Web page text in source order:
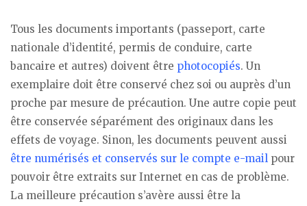
Tous les documents importants (passeport, carte
nationale d’identité, permis de conduire, carte
bancaire et autres) doivent être photocopiés. Un
exemplaire doit être conservé chez soi ou auprès d’un
proche par mesure de précaution. Une autre copie peut
être conservée séparément des originaux dans les
effets de voyage. Sinon, les documents peuvent aussi
être numérisés et conservés sur le compte e-mail pour
pouvoir être extraits sur Internet en cas de problème.
La meilleure précaution s’avère aussi être la